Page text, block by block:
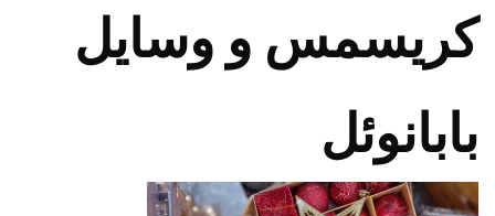
کریسمس و وسایل
بابانوئل